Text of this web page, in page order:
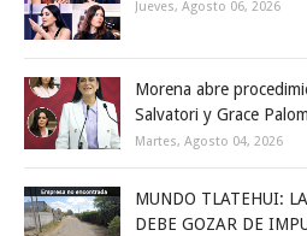
Jueves, Agosto 06, 2026
Morena abre
Salvatori y Grace
Martes, Agosto 04, 2026
MUNDO TLATEHUI:
DEBE GOZAR DE